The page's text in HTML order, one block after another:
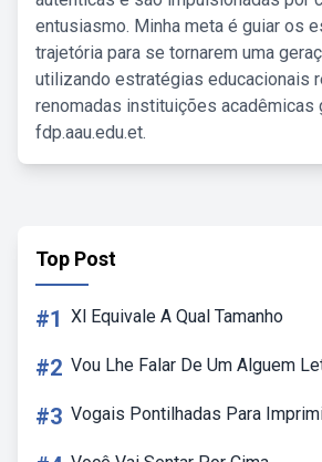
entusiasmo. Minha meta é guiar os
trajetória para se tornarem uma
utilizando estratégias educacionais
renomadas instituições acadêmicas
fdp.aau.edu.et.
Top Post
#1 Xl Equivale A Qual Tamanho
#2 Vou Lhe Falar De Um Alguem
#3 Vogais Pontilhadas Para